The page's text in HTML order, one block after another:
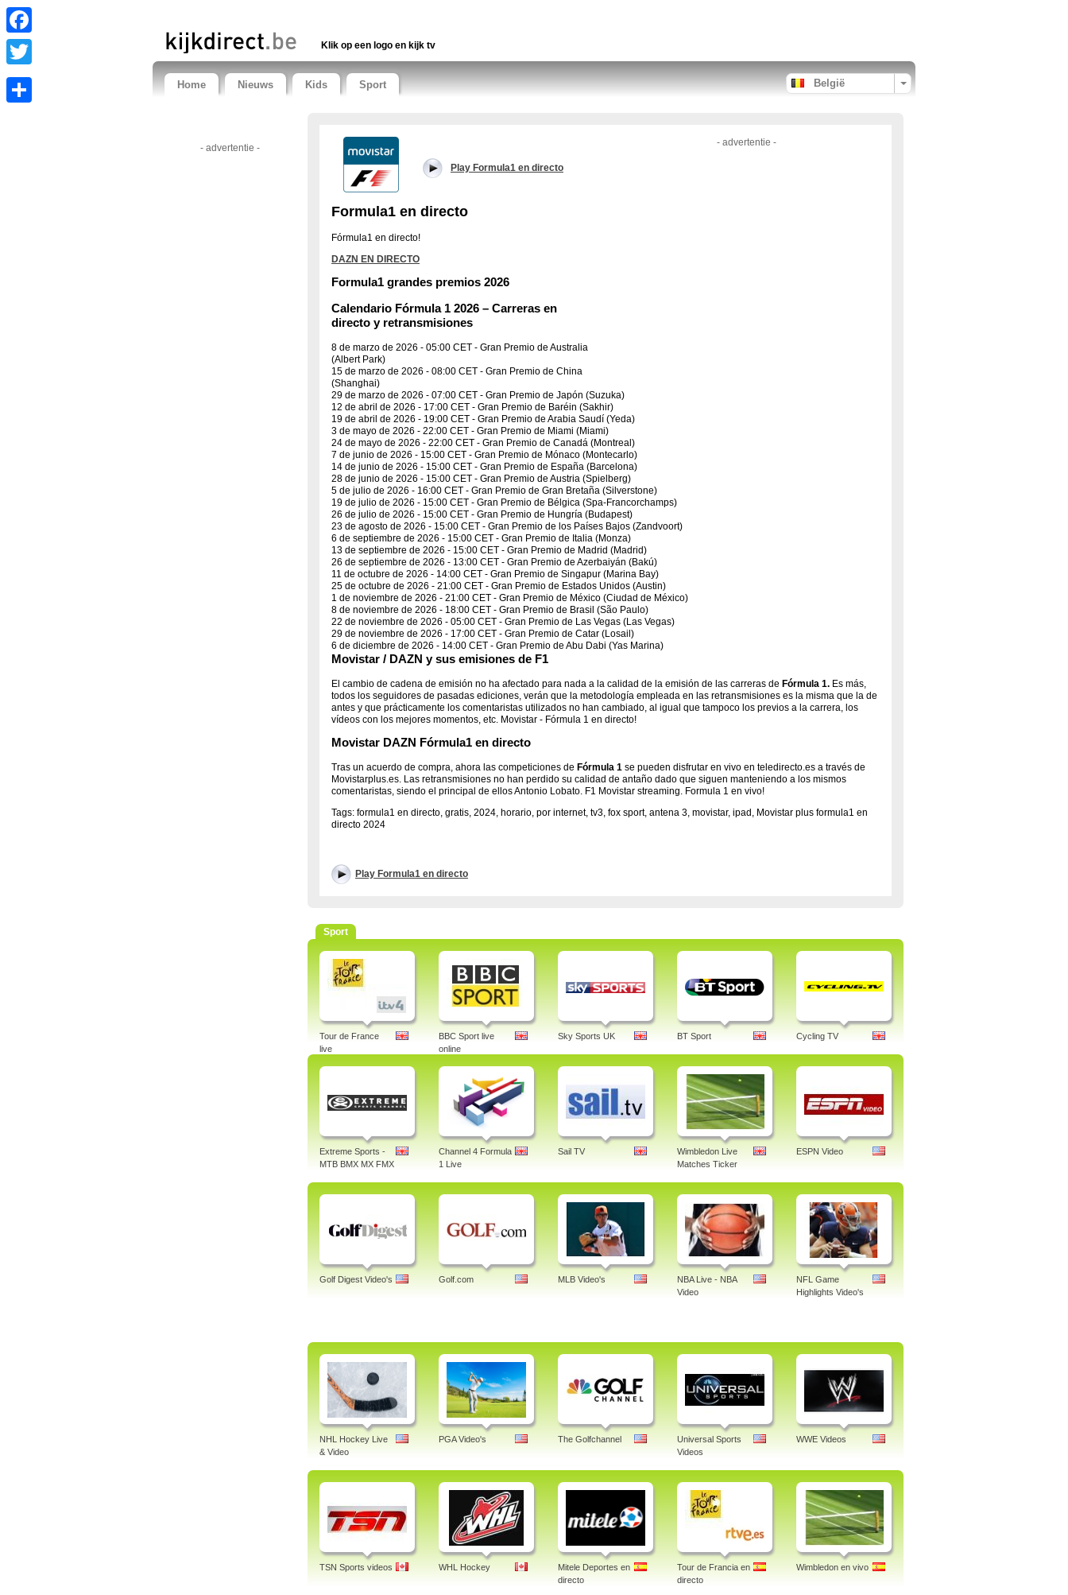
Facebook
Twitter
Klik op een logo en kijk tv
Home Nieuws Kids Sport België
- advertentie - - advertentie -
Play Formula1 en directo
Formula1 en directo
Fórmula1 en directo!
DAZN EN DIRECTO
Formula1 grandes premios 2026
Calendario Fórmula 1 2026 – Carreras en
directo y retransmisiones
8 de marzo de 2026 - 05:00 CET - Gran Premio de Australia
(Albert Park)
15 de marzo de 2026 - 08:00 CET - Gran Premio de China
(Shanghai)
29 de marzo de 2026 - 07:00 CET - Gran Premio de Japón (Suzuka)
12 de abril de 2026 - 17:00 CET - Gran Premio de Baréin (Sakhir)
19 de abril de 2026 - 19:00 CET - Gran Premio de Arabia Saudí (Yeda)
3 de mayo de 2026 - 22:00 CET - Gran Premio de Miami (Miami)
24 de mayo de 2026 - 22:00 CET - Gran Premio de Canadá (Montreal)
7 de junio de 2026 - 15:00 CET - Gran Premio de Mónaco (Montecarlo)
14 de junio de 2026 - 15:00 CET - Gran Premio de España (Barcelona)
28 de junio de 2026 - 15:00 CET - Gran Premio de Austria (Spielberg)
5 de julio de 2026 - 16:00 CET - Gran Premio de Gran Bretaña (Silverstone)
19 de julio de 2026 - 15:00 CET - Gran Premio de Bélgica (Spa-Francorchamps)
26 de julio de 2026 - 15:00 CET - Gran Premio de Hungría (Budapest)
23 de agosto de 2026 - 15:00 CET - Gran Premio de los Países Bajos (Zandvoort)
6 de septiembre de 2026 - 15:00 CET - Gran Premio de Italia (Monza)
13 de septiembre de 2026 - 15:00 CET - Gran Premio de Madrid (Madrid)
26 de septiembre de 2026 - 13:00 CET - Gran Premio de Azerbaiyán (Bakú)
11 de octubre de 2026 - 14:00 CET - Gran Premio de Singapur (Marina Bay)
25 de octubre de 2026 - 21:00 CET - Gran Premio de Estados Unidos (Austin)
1 de noviembre de 2026 - 21:00 CET - Gran Premio de México (Ciudad de México)
8 de noviembre de 2026 - 18:00 CET - Gran Premio de Brasil (São Paulo)
22 de noviembre de 2026 - 05:00 CET - Gran Premio de Las Vegas (Las Vegas)
29 de noviembre de 2026 - 17:00 CET - Gran Premio de Catar (Losail)
6 de diciembre de 2026 - 14:00 CET - Gran Premio de Abu Dabi (Yas Marina)
Movistar / DAZN y sus emisiones de F1
El cambio de cadena de emisión no ha afectado para nada a la calidad de la emisión de las carreras de Fórmula 1. Es más,
todos los seguidores de pasadas ediciones, verán que la metodología empleada en las retransmisiones es la misma que la de
antes y que prácticamente los comentaristas utilizados no han cambiado, al igual que tampoco los previos a la carrera, los
vídeos con los mejores momentos, etc. Movistar - Fórmula 1 en directo!
Movistar DAZN Fórmula1 en directo
Tras un acuerdo de compra, ahora las competiciones de Fórmula 1 se pueden disfrutar en vivo en teledirecto.es a través de
Movistarplus.es. Las retransmisiones no han perdido su calidad de antaño dado que siguen manteniendo a los mismos
comentaristas, siendo el principal de ellos Antonio Lobato. F1 Movistar streaming. Formula 1 en vivo!
Tags: formula1 en directo, gratis, 2024, horario, por internet, tv3, fox sport, antena 3, movistar, ipad, Movistar plus formula1 en
directo 2024
Play Formula1 en directo
Sport
Tour de France
live
BBC Sport live
online
Sky Sports UK BT Sport Cycling TV
Extreme Sports -
MTB BMX MX FMX
Channel 4 Formula
1 Live
Sail TV
Wimbledon Live
Matches Ticker
ESPN Video
Golf Digest Video's Golf.com MLB Video's
NBA Live - NBA
Video
NFL Game
Highlights Video's
NHL Hockey Live
& Video
PGA Video's The Golfchannel
Universal Sports
Videos
WWE Videos
TSN Sports videos WHL Hockey
Mitele Deportes en
directo
Tour de Francia en
directo
Wimbledon en vivo